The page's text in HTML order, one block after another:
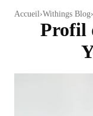
Accueil Withings Blog
Profil